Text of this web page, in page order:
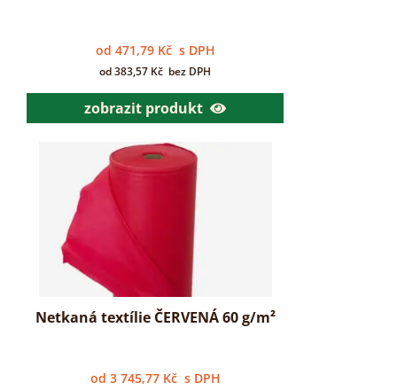
od 471,79 Kč s DPH
od383,57 Kč bez DPH
zobrazit produkt
Netkaná textílie ČERVENÁ 60 g/m²
od 3 745,77 Kč s DPH